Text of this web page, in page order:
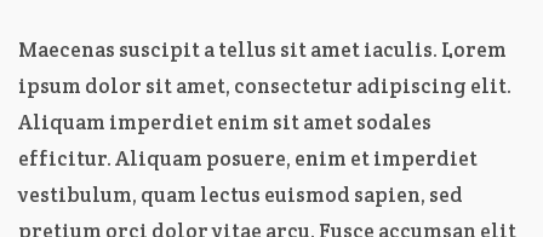
Maecenas suscipit a tellus sit amet iaculis. Lorem
ipsum dolor sit amet, consectetur adipiscing elit.
Aliquam imperdiet enim sit amet sodales
efficitur. Aliquam posuere, enim et imperdiet
vestibulum, quam lectus euismod sapien, sed
pretium orci dolor vitae arcu. Fusce accumsan elit